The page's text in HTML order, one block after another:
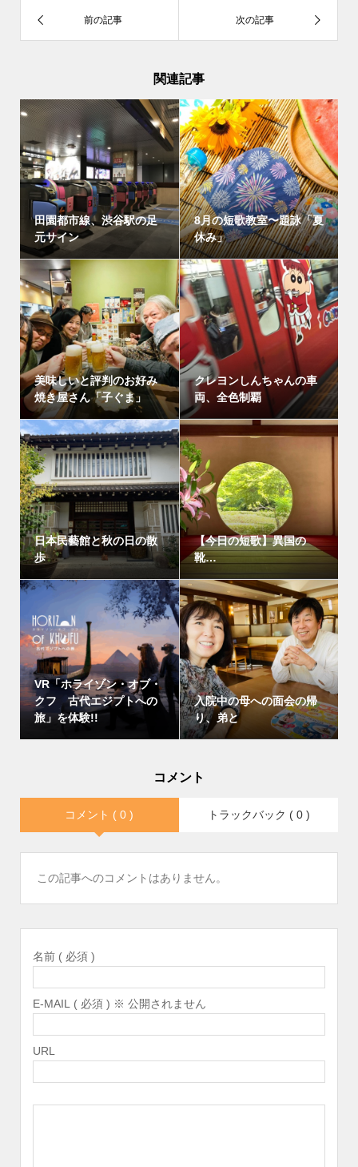
関連記事
田園都市線、渋谷駅の足
元サイン
8月の短歌教室〜題詠「夏
休み」
美味しいと評判のお好み
焼き屋さん「子ぐま」
クレヨンしんちゃんの車
両、全色制覇
日本民藝館と秋の日の散
歩
【今日の短歌】異国の
靴…
VR「ホライゾン・オブ・
クフ 古代エジプトへの
旅」を体験!!
入院中の母への面会の帰
り、弟と
コメント
コメント ( 0 ) トラックバック ( 0 )
この記事へのコメントはありません。
名前 ( 必須 )
E-MAIL ( 必須 ) ※ 公開されません
URL